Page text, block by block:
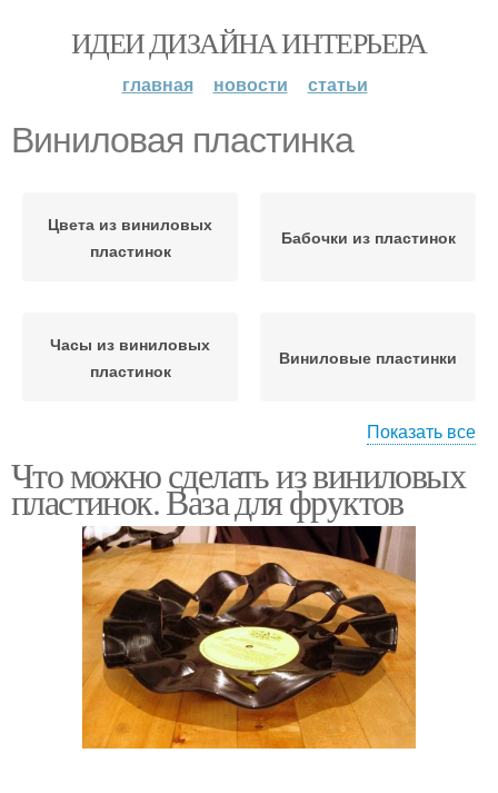
ИДЕИ ДИЗАЙНА ИНТЕРЬЕРА
главная новости статьи
Виниловая пластинка
Цвета из виниловых
пластинок
Бабочки из пластинок
Часы из виниловых
пластинок
Виниловые пластинки
Поделки из пластинок
Показать все
Что можно сделать из виниловых
пластинок. Ваза для фруктов